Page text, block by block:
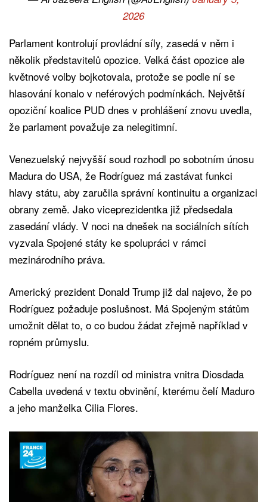
2026
Parlament kontrolují provládní síly, zasedá v něm i
několik představitelů opozice. Velká část opozice ale
květnové volby bojkotovala, protože se podle ní se
hlasování konalo v neférových podmínkách. Největší
opoziční koalice PUD dnes v prohlášení znovu uvedla,
že parlament považuje za nelegitimní.
Venezuelský nejvyšší soud rozhodl po sobotním únosu
Madura do USA, že Rodríguez má zastávat funkci
hlavy státu, aby zaručila správní kontinuitu a organizaci
obrany země. Jako viceprezidentka již předsedala
zasedání vlády. V noci na dnešek na sociálních sítích
vyzvala Spojené státy ke spolupráci v rámci
mezinárodního práva.
Americký prezident Donald Trump již dal najevo, že po
Rodríguez požaduje poslušnost. Má Spojeným státům
umožnit dělat to, o co budou žádat zřejmě například v
ropném průmyslu.
Rodríguez není na rozdíl od ministra vnitra Diosdada
Cabella uvedená v textu obvinění, kterému čelí Maduro
a jeho manželka Cilia Flores.